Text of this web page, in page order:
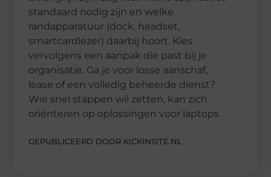
standaard nodig zijn en welke
randapparatuur (dock, headset,
smartcardlezer) daarbij hoort. Kies
vervolgens een aanpak die past bij je
organisatie. Ga je voor losse aanschaf,
lease of een volledig beheerde dienst?
Wie snel stappen wil zetten, kan zich
oriënteren op oplossingen voor laptops
GEPUBLICEERD DOOR KICKINSITE.NL